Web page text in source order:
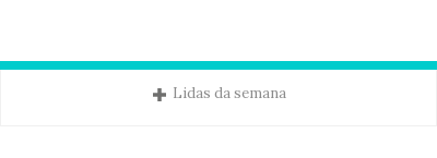
Lidas da semana